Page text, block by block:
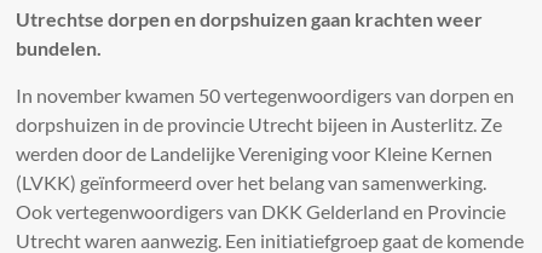
Utrechtse dorpen en dorpshuizen gaan krachten weer
bundelen.
In november kwamen 50 vertegenwoordigers van dorpen en
dorpshuizen in de provincie Utrecht bijeen in Austerlitz. Ze
werden door de Landelijke Vereniging voor Kleine Kernen
(LVKK) geïnformeerd over het belang van samenwerking.
Ook vertegenwoordigers van DKK Gelderland en Provincie
Utrecht waren aanwezig. Een initiatiefgroep gaat de komende